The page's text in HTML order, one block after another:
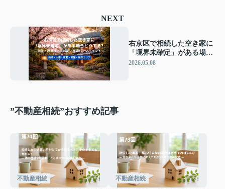
NEXT
右京区で相続した空き家に
「境界未確定」がある場合
どうする？ ― 測量・境界
2026.05.08
”不動産相続”おすすめ記事
不動産相続 不動産相続